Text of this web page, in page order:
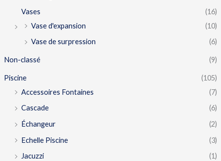
Vases
(16)
Vase d'expansion
(10)
Vase de surpression
(6)
Non-classé (9)
Piscine
(105)
Accessoires Fontaines
(7)
Cascade
(6)
Échangeur
(2)
Echelle Piscine
(3)
Jacuzzi
(1)